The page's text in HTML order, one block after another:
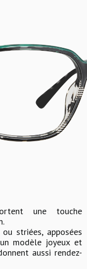
une touche
striées, apposées
modèle joyeux et
aussi rendez-